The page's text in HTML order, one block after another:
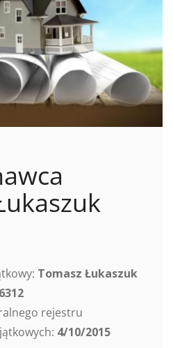
Tomasz Łukaszuk
6312
rejestru
4/10/2015